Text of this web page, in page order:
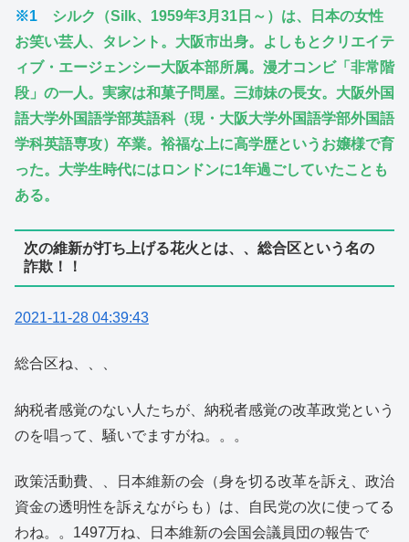
※1
シルク（Silk、1959年3月31日～）は、日本の女性
お笑い芸人、タレント。大阪市出身。よしもとクリエイテ
ィブ・エージェンシー大阪本部所属。漫才コンビ「非常階
段」の一人。実家は和菓子問屋。三姉妹の長女。大阪外国
語大学外国語学部英語科（現・大阪大学外国語学部外国語
学科英語専攻）卒業。裕福な上に高学歴というお嬢様で育
った。大学生時代にはロンドンに1年過ごしていたことも
ある。
次の維新が打ち上げる花火とは、、総合区という名の
詐欺！！
2021-11-28 04:39:43
総合区ね、、、
納税者感覚のない人たちが、納税者感覚の改革政党という
のを唱って、騒いでますがね。。。
政策活動費、、日本維新の会（身を切る改革を訴え、政治
資金の透明性を訴えながらも）は、自民党の次に使ってる
わね。。1497万ね、日本維新の会国会議員団の報告で